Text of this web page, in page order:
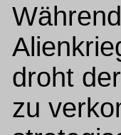
droht
zu